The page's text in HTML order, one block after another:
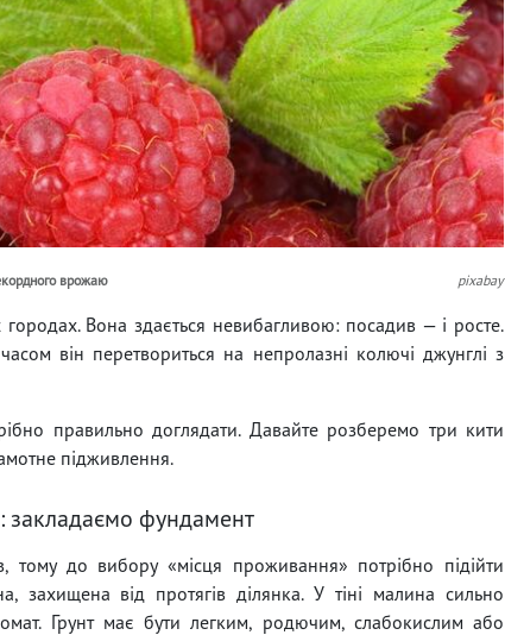
врожаю pixabay
Вона здається невибагливою: посадив — і росте.
він перетвориться на непролазні колючі джунглі з
правильно доглядати. Давайте розберемо три кити
підживлення.
закладаємо фундамент
до вибору «місця проживання» потрібно підійти
захищена від протягів ділянка. У тіні малина сильно
Грунт має бути легким, родючим, слабокислим або